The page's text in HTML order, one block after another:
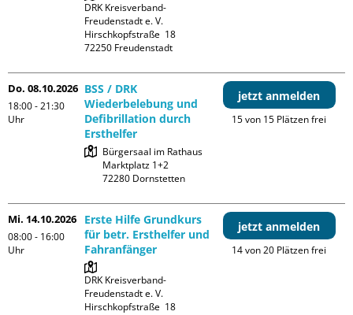
DRK Kreisverband-
Freudenstadt e. V.
Hirschkopfstraße  18
Do. 08.10.2026
18:00 - 21:30
Uhr
BSS / DRK
Wiederbelebung und
Defibrillation durch
Ersthelfer
Bürgersaal im Rathaus
Marktplatz 1+2
jetzt anmelden
15 von 15 Plätzen frei
Mi. 14.10.2026
08:00 - 16:00
Uhr
Erste Hilfe Grundkurs
für betr. Ersthelfer und
Fahranfänger
DRK Kreisverband-
Freudenstadt e. V.
Hirschkopfstraße  18
jetzt anmelden
14 von 20 Plätzen frei